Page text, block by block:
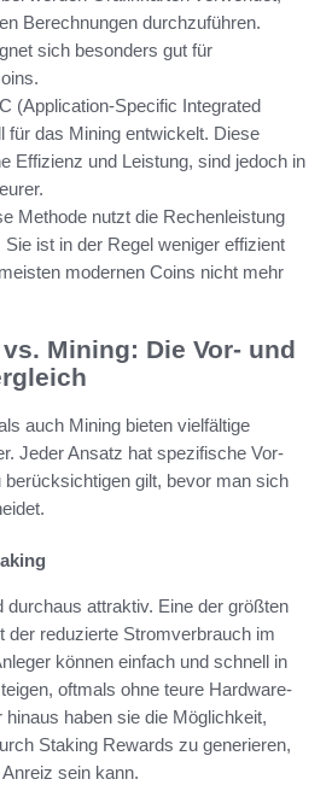
Berechnungen durchzuführen.
sich besonders gut für
(Application-Specific Integrated
für das Mining entwickelt. Diese
Effizienz und Leistung, sind jedoch in
Methode nutzt die Rechenleistung
ist in der Regel weniger effizient
modernen Coins nicht mehr
Mining: Die Vor- und
auch Mining bieten vielfältige
Jeder Ansatz hat spezifische Vor-
berücksichtigen gilt, bevor man sich
durchaus attraktiv. Eine der größten
der reduzierte Stromverbrauch im
können einfach und schnell in
oftmals ohne teure Hardware-
haben sie die Möglichkeit,
Staking Rewards zu generieren,
sein kann.